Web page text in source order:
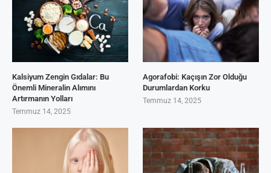
Kalsiyum Zengin Gıdalar: Bu
Önemli Mineralin Alımını
Artırmanın Yolları
Temmuz 14, 2025
Agorafobi: Kaçışın Zor Olduğu
Durumlardan Korku
Temmuz 14, 2025